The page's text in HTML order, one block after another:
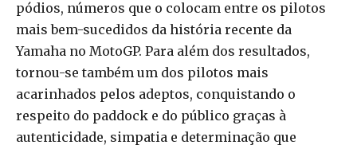
pódios, números que o colocam entre os pilotos
mais bem-sucedidos da história recente da
Yamaha no MotoGP. Para além dos resultados,
tornou-se também um dos pilotos mais
acarinhados pelos adeptos, conquistando o
respeito do paddock e do público graças à
autenticidade, simpatia e determinação que